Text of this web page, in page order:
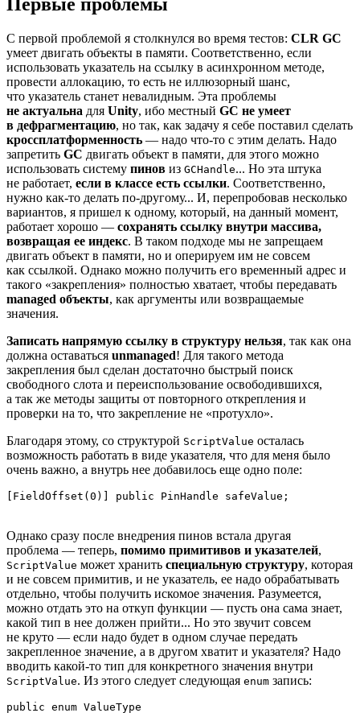
С первой проблемой я столкнулся во время тестов: CLR GC
умеет двигать объекты в памяти. Соответственно, если
использовать указатель на ссылку в асинхронном методе,
провести аллокацию, то есть не иллюзорный шанс,
что указатель станет невалидным. Эта проблемы
не актуальна для Unity, ибо местный GC не умеет
в дефрагментацию, но так, как задачу я себе поставил сделать
кроссплатформенность — надо что‑то с этим делать. Надо
запретить GC двигать объект в памяти, для этого можно
использовать систему пинов из GCHandle... Но эта штука
не работает, если в классе есть ссылки. Соответственно,
нужно как‑то делать по‑другому... И, перепробовав несколько
вариантов, я пришел к одному, который, на данный момент,
работает хорошо — сохранять ссылку внутри массива,
возвращая ее индекс. В таком подходе мы не запрещаем
двигать объект в памяти, но и оперируем им не совсем
как ссылкой. Однако можно получить его временный адрес и
такого «закрепления» полностью хватает, чтобы передавать
managed объекты, как аргументы или возвращаемые
значения.
Записать напрямую ссылку в структуру нельзя, так как она
должна оставаться unmanaged! Для такого метода
закрепления был сделан достаточно быстрый поиск
свободного слота и переиспользование освободившихся,
а так же методы защиты от повторного открепления и
проверки на то, что закрепление не «протухло».
Благодаря этому, со структурой ScriptValue осталась
возможность работать в виде указателя, что для меня было
очень важно, а внутрь нее добавилось еще одно поле:
[FieldOffset(0)] public PinHandle safeValue;
Однако сразу после внедрения пинов встала другая
проблема — теперь, помимо примитивов и указателей,
ScriptValue может хранить специальную структуру, которая
и не совсем примитив, и не указатель, ее надо обрабатывать
отдельно, чтобы получить искомое значения. Разумеется,
можно отдать это на откуп функции — пусть она сама знает,
какой тип в нее должен прийти... Но это звучит совсем
не круто — если надо будет в одном случае передать
закрепленное значение, а в другом хватит и указателя? Надо
вводить какой‑то тип для конкретного значения внутри
ScriptValue. Из этого следует следующая enum запись:
public enum ValueType